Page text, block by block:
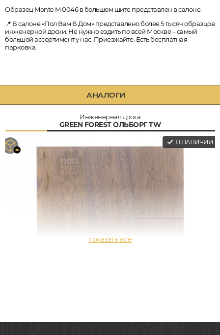
Образец Monte M 0046 в большом щите представлен в салоне.
📍 В салоне «Пол Вам В Дом» представлено более 5 тысяч образцов
инженерной доски. Не нужно ездить по всей Москве – самый
большой ассортимент у нас. Приезжайте. Есть бесплатная
парковка.
АНАЛОГИ
Инженерная доска
GREEN FOREST ОЛЬБОРГ TW
В НАЛИЧИИ